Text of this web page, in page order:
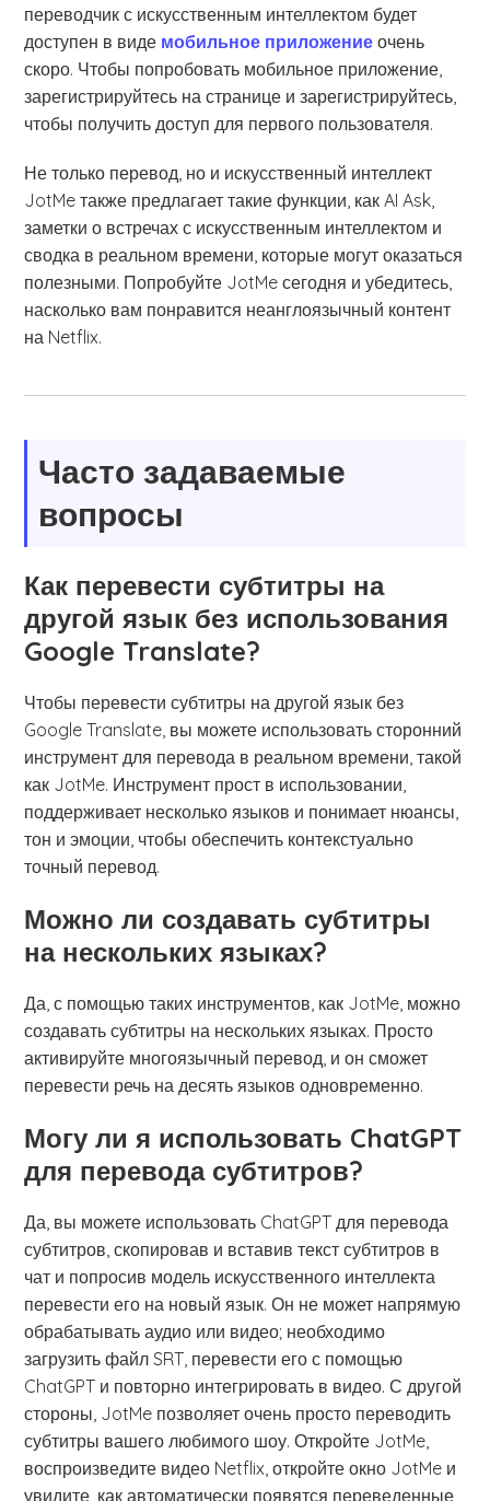
переводчик с искусственным интеллектом будет
доступен в виде мобильное приложение очень
скоро. Чтобы попробовать мобильное приложение,
зарегистрируйтесь на странице и зарегистрируйтесь,
чтобы получить доступ для первого пользователя.
Не только перевод, но и искусственный интеллект
JotMe также предлагает такие функции, как AI Ask,
заметки о встречах с искусственным интеллектом и
сводка в реальном времени, которые могут оказаться
полезными. Попробуйте JotMe сегодня и убедитесь,
насколько вам понравится неанглоязычный контент
на Netflix.
Часто задаваемые
вопросы
Как перевести субтитры на
другой язык без использования
Google Translate?
Чтобы перевести субтитры на другой язык без
Google Translate, вы можете использовать сторонний
инструмент для перевода в реальном времени, такой
как JotMe. Инструмент прост в использовании,
поддерживает несколько языков и понимает нюансы,
тон и эмоции, чтобы обеспечить контекстуально
точный перевод.
Можно ли создавать субтитры
на нескольких языках?
Да, с помощью таких инструментов, как JotMe, можно
создавать субтитры на нескольких языках. Просто
активируйте многоязычный перевод, и он сможет
перевести речь на десять языков одновременно.
Могу ли я использовать ChatGPT
для перевода субтитров?
Да, вы можете использовать ChatGPT для перевода
субтитров, скопировав и вставив текст субтитров в
чат и попросив модель искусственного интеллекта
перевести его на новый язык. Он не может напрямую
обрабатывать аудио или видео; необходимо
загрузить файл SRT, перевести его с помощью
ChatGPT и повторно интегрировать в видео. С другой
стороны, JotMe позволяет очень просто переводить
субтитры вашего любимого шоу. Откройте JotMe,
воспроизведите видео Netflix, откройте окно JotMe и
увидите, как автоматически появятся переведенные